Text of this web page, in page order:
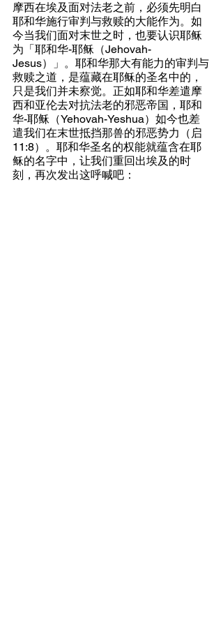
摩西在埃及面对法老之前，必须先明白
耶和华施行审判与救赎的大能作为。如
今当我们面对末世之时，也要认识耶稣
为「耶和华-耶稣（Jehovah-
Jesus）」。耶和华那大有能力的审判与
救赎之道，是蕴藏在耶稣的圣名中的，
只是我们并未察觉。正如耶和华差遣摩
西和亚伦去对抗法老的邪恶帝国，耶和
华-耶稣（Yehovah-Yeshua）如今也差
遣我们在末世抵挡那兽的邪恶势力（启
11:8）。耶和华圣名的权能就蕴含在耶
稣的名字中，让我们重回出埃及的时
刻，再次发出这呼喊吧：